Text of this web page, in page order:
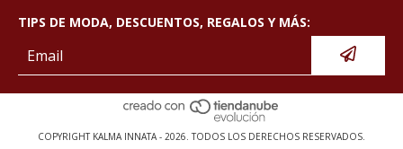
TIPS DE MODA, DESCUENTOS, REGALOS Y MÁS:
COPYRIGHT KALMA INNATA - 2026. TODOS LOS DERECHOS RESERVADOS.